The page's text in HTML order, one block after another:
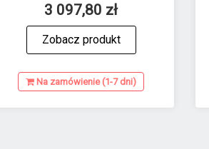
3 097,80 zł
Zobacz produkt
Na zamówienie (1-7 dni)